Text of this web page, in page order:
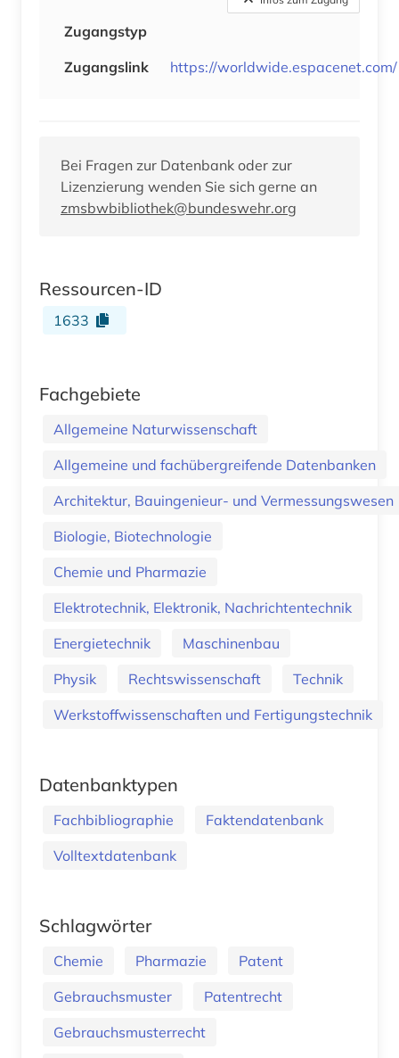
Zugangstyp
Zugangslink
https://worldwide.espacenet.com/
Bei Fragen zur Datenbank oder zur
Lizenzierung wenden Sie sich gerne an
zmsbwbibliothek@bundeswehr.org
Ressourcen-ID
1633
Fachgebiete
Allgemeine Naturwissenschaft
Allgemeine und fachübergreifende Datenbanken
Architektur, Bauingenieur- und Vermessungswesen
Biologie, Biotechnologie
Chemie und Pharmazie
Elektrotechnik, Elektronik, Nachrichtentechnik
Energietechnik
Maschinenbau
Physik
Rechtswissenschaft
Technik
Werkstoffwissenschaften und Fertigungstechnik
Datenbanktypen
Fachbibliographie
Faktendatenbank
Volltextdatenbank
Schlagwörter
Chemie Pharmazie
Patent
Gebrauchsmuster
Patentrecht
Gebrauchsmusterrecht